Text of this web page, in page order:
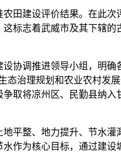
田建设评价结果。在此
标志着武威市及其下辖
协调推进领导小组，明
治理规划和农业农村
取将凉州区、民勤县纳
平整、地力提升、节水
作为核心目标，通过建